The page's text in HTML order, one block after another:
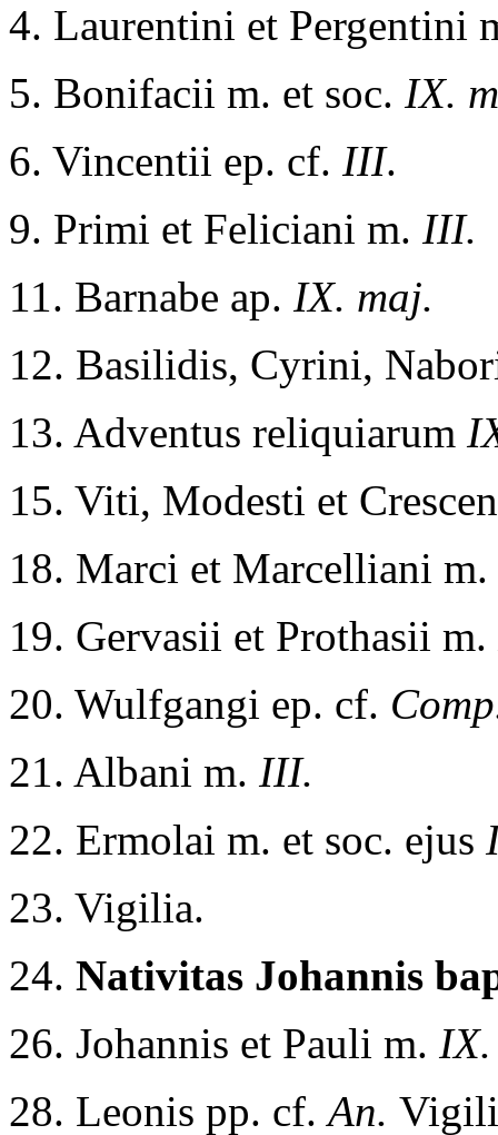
4. Laurentini et Pergentini
5. Bonifacii m. et soc. IX.
6. Vincentii ep. cf. III.
9. Primi et Feliciani m. III.
11. Barnabe ap. IX. maj.
12. Basilidis, Cyrini,
13. Adventus reliquiarum
15. Viti, Modesti et
18. Marci et Marcelliani m.
19. Gervasii et Prothasii m.
20. Wulfgangi ep. cf.
21. Albani m. III.
22. Ermolai m. et soc. ejus
23. Vigilia.
24. Nativitas Johannis
26. Johannis et Pauli m.
28. Leonis pp. cf.An.